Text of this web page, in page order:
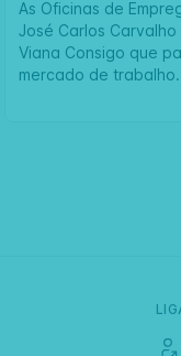
As Oficinas de
José Carlos
Viana Consigo que
mercado de trabalho.